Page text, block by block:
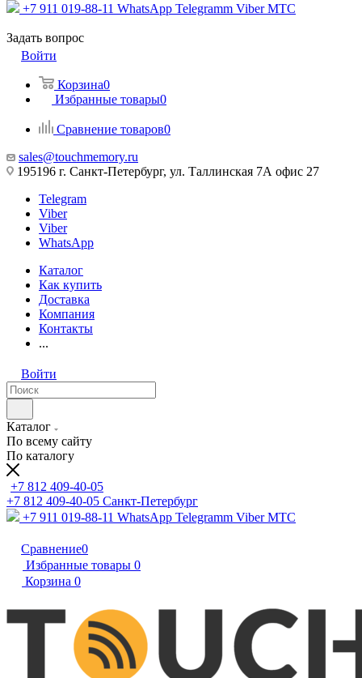
+7 911 019-88-11 WhatsApp Telegramm Viber МТС
Задать вопрос
Войти
Корзина0
Избранные товары0
Сравнение товаров0
sales@touchmemory.ru
195196 г. Санкт-Петербург, ул. Таллинская 7А офис 27
Telegram
Viber
Viber
WhatsApp
Каталог
Как купить
Доставка
Компания
Контакты
...
Войти
Каталог
По всему сайту
По каталогу
+7 812 409-40-05
+7 812 409-40-05 Санĸт-Петербург
+7 911 019-88-11 WhatsApp Telegramm Viber МТС
Сравнение0
Избранные товары 0
Корзина 0